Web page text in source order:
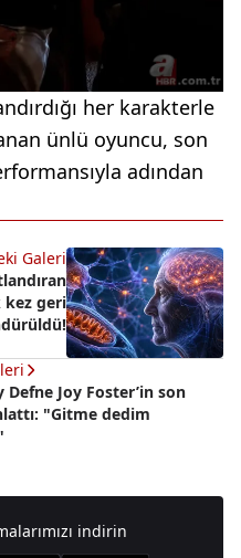
her karakterle
ünlü oyuncu, son
adından
Galeri
kez geri
Defne Joy Foster’in son
"Gitme dedim
indirin